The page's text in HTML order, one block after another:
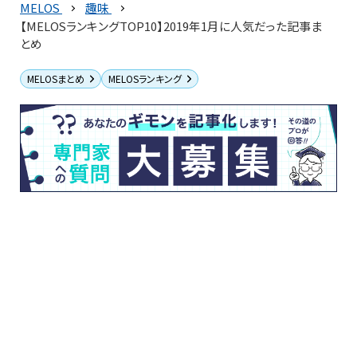
MELOS
趣味
【MELOSランキングTOP10】2019年1月に人気だった記事ま
とめ
MELOSまとめ MELOSランキング